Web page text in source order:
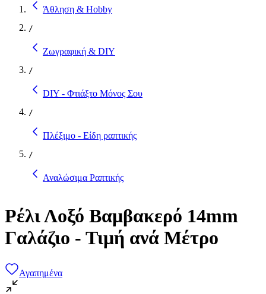
Άθληση & Hobby
/
Ζωγραφική & DIY
/
DIY - Φτιάξτο Μόνος Σου
/
Πλέξιμο - Είδη ραπτικής
/
Αναλώσιμα Ραπτικής
Ρέλι Λοξό Βαμβακερό 14mm
Γαλάζιο - Τιμή ανά Μέτρο
Αγαπημένα